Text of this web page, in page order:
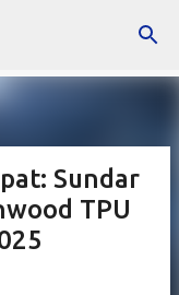
Sundar
TPU